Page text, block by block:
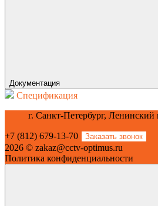
Документация
Спецификация
г. Санкт-Петербург,
+7 (812) 679-13-70 Заказать звонок
2026 © zakaz@cctv-optimus.ru
Политика конфиденциальности